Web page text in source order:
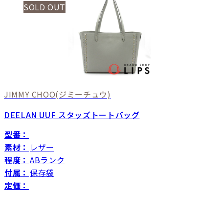
SOLD OUT
JIMMY CHOO(ジミーチュウ)
DEELAN UUF スタッズトートバッグ
型番：
素材： レザー
程度： ABランク
付属： 保存袋
定価：